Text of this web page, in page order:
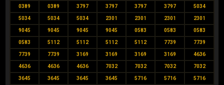
0389 0389 3797 3797 3797 3797 5034
5034 5034 5034 2301 2301 2301 2301
9045 9045 9045 9045 0583 0583 0583
0583 5112 5112 5112 5112 7739 7739
7739 7739 3169 3169 3169 3169 4636
4636 4636 4636 7032 7032 7032 7032
3645 3645 3645 3645 5716 5716 5716